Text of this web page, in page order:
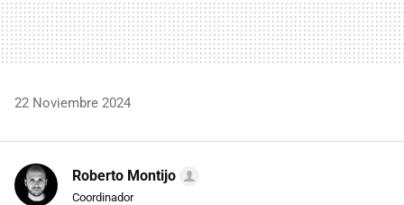
22 Noviembre 2024
Roberto Montijo
Coordinador